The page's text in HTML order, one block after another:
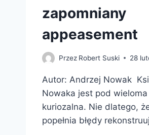
zapomniany
appeasement
Przez Robert Suski 28
Autor: Andrzej Nowak
Nowaka jest pod
kuriozalna. Nie dlatego,
popełnia błędy